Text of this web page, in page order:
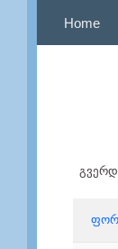
Home